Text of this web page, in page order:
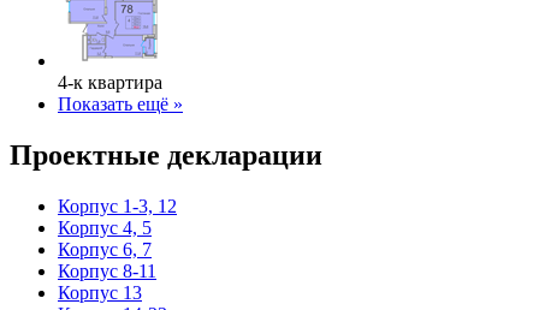
4-к квартира
Показать ещё »
Проектные декларации
Корпус 1-3, 12
Корпус 4, 5
Корпус 6, 7
Корпус 8-11
Корпус 13